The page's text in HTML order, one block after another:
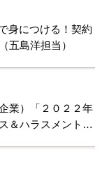
身につける！契約
五島洋担当）
業）「２０２２年
ハラスメント対